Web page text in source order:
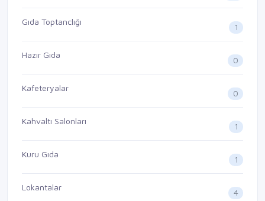
Gıda Toptanclığı
1
Hazır Gıda
0
Kafeteryalar
0
Kahvaltı Salonları
1
Kuru Gıda
1
Lokantalar
4